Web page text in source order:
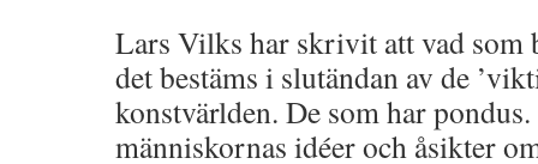
Lars Vilks har skrivit att vad som
det bestäms i slutändan av de
konstvärlden. De som har
människornas idéer och åsikter